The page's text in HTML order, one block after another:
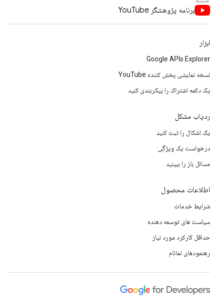
برنامه پژوهشگر YouTube
ابزار
Google APIs Explorer
نسخه نمایشی پخش کننده YouTube
یک دکمه اشتراک را پیکربندی کنید
ردیاب مشکل
یک اشکال را ثبت کنید
درخواست یک ویژگی
مسائل باز را ببینید
اطلاعات محصول
شرایط خدمات
سیاست های توسعه دهنده
حداقل کارکرد مورد نیاز
رهنمودهای نمانام